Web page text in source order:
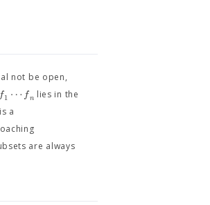
not be open,
f1 ⋯ fn lies in the
a
are always